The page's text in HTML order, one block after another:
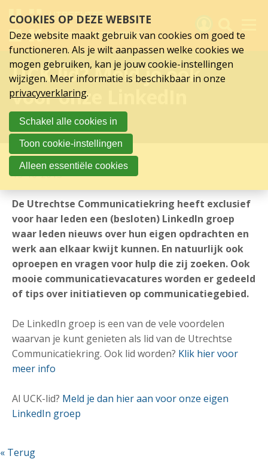
links
over
Spring
hoofd
inhoud
Spring
naar
hoofdnavigatie
UCK-lid? Meld je ook
voor onze LinkedIn
groep!
15-10-2015
De Utrechtse Communicatiekring heeft exclusief
voor haar leden een (besloten) LinkedIn groep
waar leden nieuws over hun eigen opdrachten en
werk aan elkaar kwijt kunnen. En natuurlijk ook
oproepen en vragen voor hulp die zij zoeken. Ook
mooie communicatievacatures worden er gedeeld
of tips over initiatieven op communicatiegebied.
De LinkedIn groep is een van de vele voordelen
waarvan je kunt genieten als lid van de Utrechtse
Communicatiekring. Ook lid worden? Klik hier voor
meer info
Al UCK-lid? Meld je dan hier aan voor onze eigen
LinkedIn groep
« Terug
Activiteiten
Nieuws
Verslagen
Sluit je aan
Over UCK
COOKIES OP DEZE WEBSITE
Deze website maakt gebruik van cookies om goed te
functioneren. Als je wilt aanpassen welke cookies we
mogen gebruiken, kan je jouw cookie-instellingen
wijzigen. Meer informatie is beschikbaar in onze
privacyverklaring.
Schakel alle cookies in
Toon cookie-instellingen
Alleen essentiële cookies